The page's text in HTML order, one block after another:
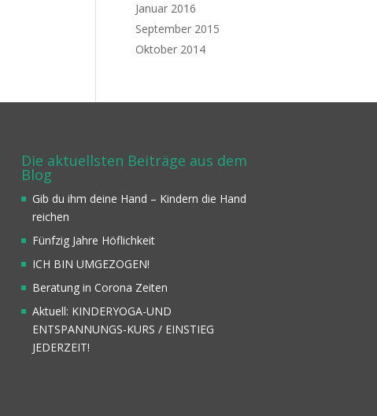
Januar 2016
September 2015
Oktober 2014
Die aktuellsten Beiträge aus dem
Blog
Gib du ihm deine Hand – Kindern die Hand
reichen
Fünfzig Jahre Höflichkeit
ICH BIN UMGEZOGEN!
Beratung in Corona Zeiten
Aktuell: KINDERYOGA-UND
ENTSPANNUNGS-KURS / EINSTIEG
JEDERZEIT!